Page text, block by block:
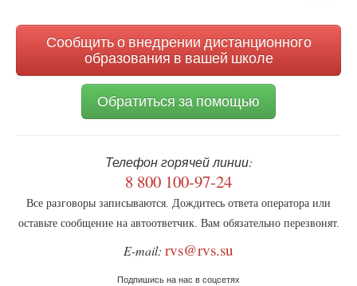
Сообщить о внедрении дистанционного
образования в вашей школе
Обратиться за помощью
Телефон горячей линии:
8 800 100-97-24
Все разговоры записываются. Дождитесь ответа оператора или
оставьте сообщение на автоответчик. Вам обязательно перезвонят.
E-mail: rvs@rvs.su
Подпишись на нас в соцсетях